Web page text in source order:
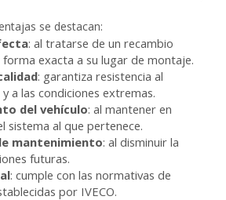
se destacan:
: al tratarse de un recambio
exacta a su lugar de montaje.
: garantiza resistencia al
a las condiciones extremas.
del vehículo: al mantener en
sistema al que pertenece.
mantenimiento: al disminuir la
futuras.
: cumple con las normativas de
por IVECO.